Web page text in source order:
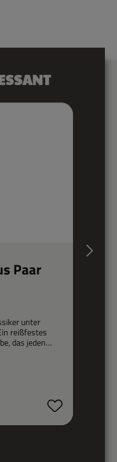
Paar
unter
reißfestes
das jeden
als die